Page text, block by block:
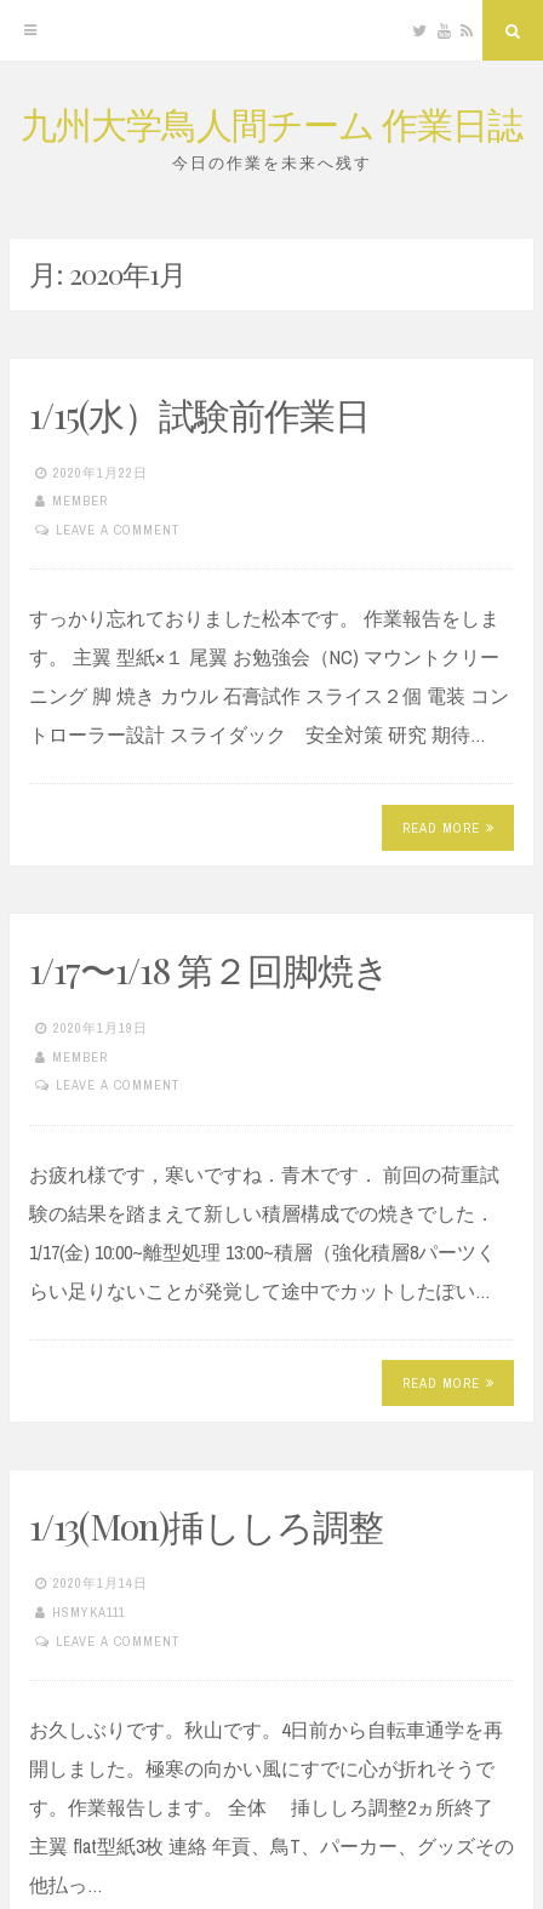
Skip
Twitter
YouTube
RSS
九州大学鳥人間チーム 作業日誌
今日の作業を未来へ残す
月: 2020年1月
1/15(水）試験前作業日
2020年1月22日
MEMBER
LEAVE A COMMENT
すっかり忘れておりました松本です。 作業報告をしま
す。 主翼 型紙×１ 尾翼 お勉強会（NC) マウントクリー
ニング 脚 焼き カウル 石膏試作 スライス２個 電装 コン
トローラー設計 スライダック 安全対策 研究 期待…
READ MORE
1/17〜1/18 第２回脚焼き
2020年1月19日
MEMBER
LEAVE A COMMENT
お疲れ様です，寒いですね．青木です． 前回の荷重試
験の結果を踏まえて新しい積層構成での焼きでした．
1/17(金) 10:00~離型処理 13:00~積層（強化積層8パーツく
らい足りないことが発覚して途中でカットしたぽい…
READ MORE
1/13(Mon)挿ししろ調整
2020年1月14日
HSMYKA111
LEAVE A COMMENT
お久しぶりです。秋山です。4日前から自転車通学を再
開しました。極寒の向かい風にすでに心が折れそうで
す。作業報告します。 全体 挿ししろ調整2ヵ所終了
主翼 flat型紙3枚 連絡 年貢、鳥T、パーカー、グッズその
他払っ…